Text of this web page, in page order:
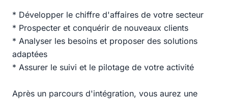
* Développer le chiffre d'affaires de votre secteur
* Prospecter et conquérir de nouveaux clients
* Analyser les besoins et proposer des solutions
adaptées
* Assurer le suivi et le pilotage de votre activité
Après un parcours d'intégration, vous aurez une